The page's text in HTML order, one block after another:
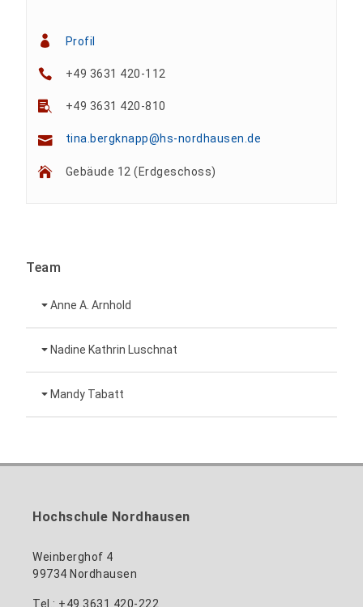
Profil
+49 3631 420-112
+49 3631 420-810
tina.bergknapp@hs-nordhausen.de
Gebäude 12 (Erdgeschoss)
Team
Anne A. Arnhold
anne-ariane.arnhold@hs-nordhausen.de
Nadine Kathrin Luschnat
Gebäude 12 (Erdgeschoss)
Mandy Tabatt
mandy.tabatt@hs-nordhausen.de
Gebäude 11, Raum 11.0101
Hochschule Nordhausen
Weinberghof 4
99734 Nordhausen
Tel.: +49 3631 420-222